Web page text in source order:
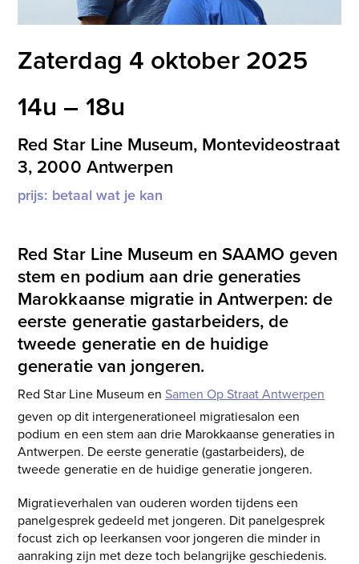
Zaterdag 4 oktober 2025
14u – 18u
Red Star Line Museum, Montevideostraat
3, 2000 Antwerpen
prijs: betaal wat je kan
Red Star Line Museum en SAAMO geven
stem en podium aan drie generaties
Marokkaanse migratie in Antwerpen: de
eerste generatie gastarbeiders, de
tweede generatie en de huidige
generatie van jongeren.
Red Star Line Museum en Samen Op Straat Antwerpen
geven op dit intergenerationeel migratiesalon een
podium en een stem aan drie Marokkaanse generaties in
Antwerpen. De eerste generatie (gastarbeiders), de
tweede generatie en de huidige generatie jongeren.
Migratieverhalen van ouderen worden tijdens een
panelgesprek gedeeld met jongeren. Dit panelgesprek
focust zich op leerkansen voor jongeren die minder in
aanraking zijn met deze toch belangrijke geschiedenis.